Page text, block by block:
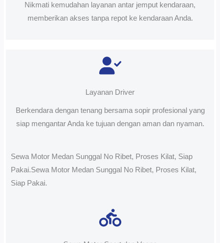
Nikmati kemudahan layanan antar jemput kendaraan,
memberikan akses tanpa repot ke kendaraan Anda.
Layanan Driver
Berkendara dengan tenang bersama sopir profesional yang
siap mengantar Anda ke tujuan dengan aman dan nyaman.
Sewa Motor Medan Sunggal No Ribet, Proses Kilat, Siap
Pakai.Sewa Motor Medan Sunggal No Ribet, Proses Kilat,
Siap Pakai.